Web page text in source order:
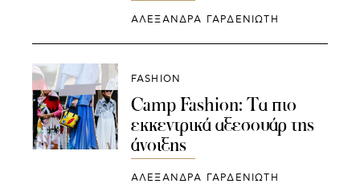
ΑΛΕΞΑΝΔΡΑ ΓΑΡΔΕΝΙΩΤΗ
FASHION
Camp Fashion: Τα πιο
εκκεντρικά αξεσουάρ της
άνοιξης
ΑΛΕΞΑΝΔΡΑ ΓΑΡΔΕΝΙΩΤΗ